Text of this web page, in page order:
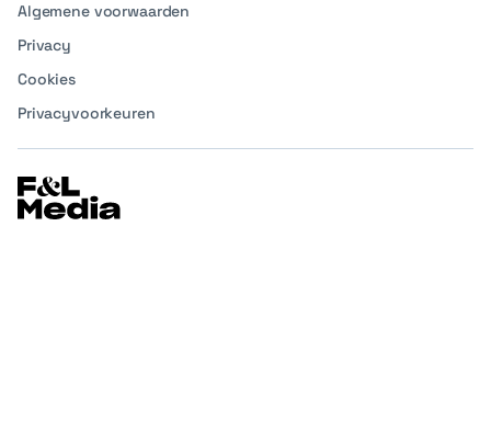
Algemene voorwaarden
Privacy
Cookies
Privacyvoorkeuren